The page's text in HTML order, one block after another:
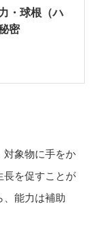
・球根（ハ
密
対象物に手をか
長を促すことが
、能力は補助